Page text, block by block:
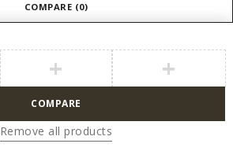
COMPARE (0)
COMPARE
Remove all products